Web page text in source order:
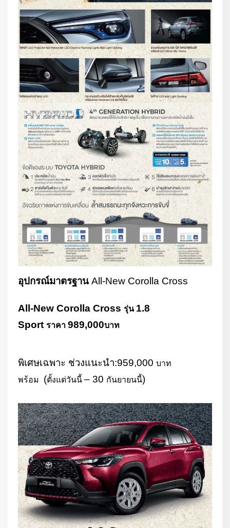
อุปกรณ์มาตรฐาน All-New Corolla Cross
All-New Corolla Cross รุ่น 1.8
Sport ราคา 989,000บาท
พิเศษเฉพาะ ช่วงแนะนำ:959,000 บาท
พร้อม
(ตั้งแต่วันนี้ – 30 กันยายนนี้)